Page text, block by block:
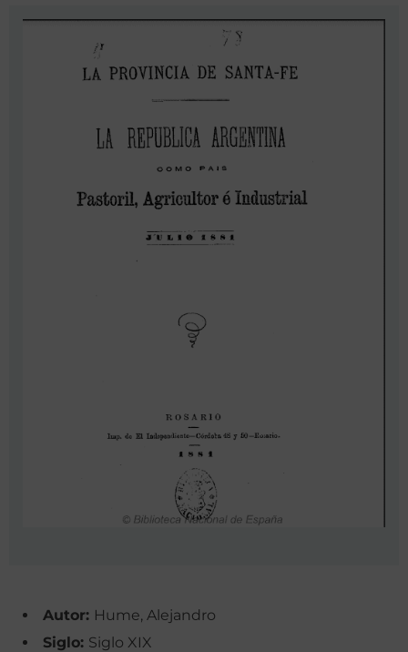
Autor: Hume, Alejandro
Siglo: Siglo XIX